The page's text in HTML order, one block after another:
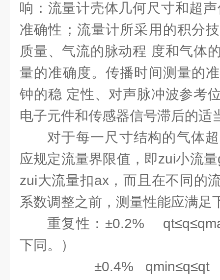
响：流量计壳体几何尺寸和超
准确性；流量计所采用的积分
质量、气流的脉动程 度和气体
量的准确度。传播时间测量的
钟的稳 定性、对声脉冲波参考
电子元件和传感器信号滞后的适
对于每一尺寸结构的气体
应规定流量界限值，即zui小流
zui大流量扣ax，而且在不同的
系数调整之前，测量性能应满足
重复性：±0.2%
下同。）
±0.4% qmin≤q≤qt